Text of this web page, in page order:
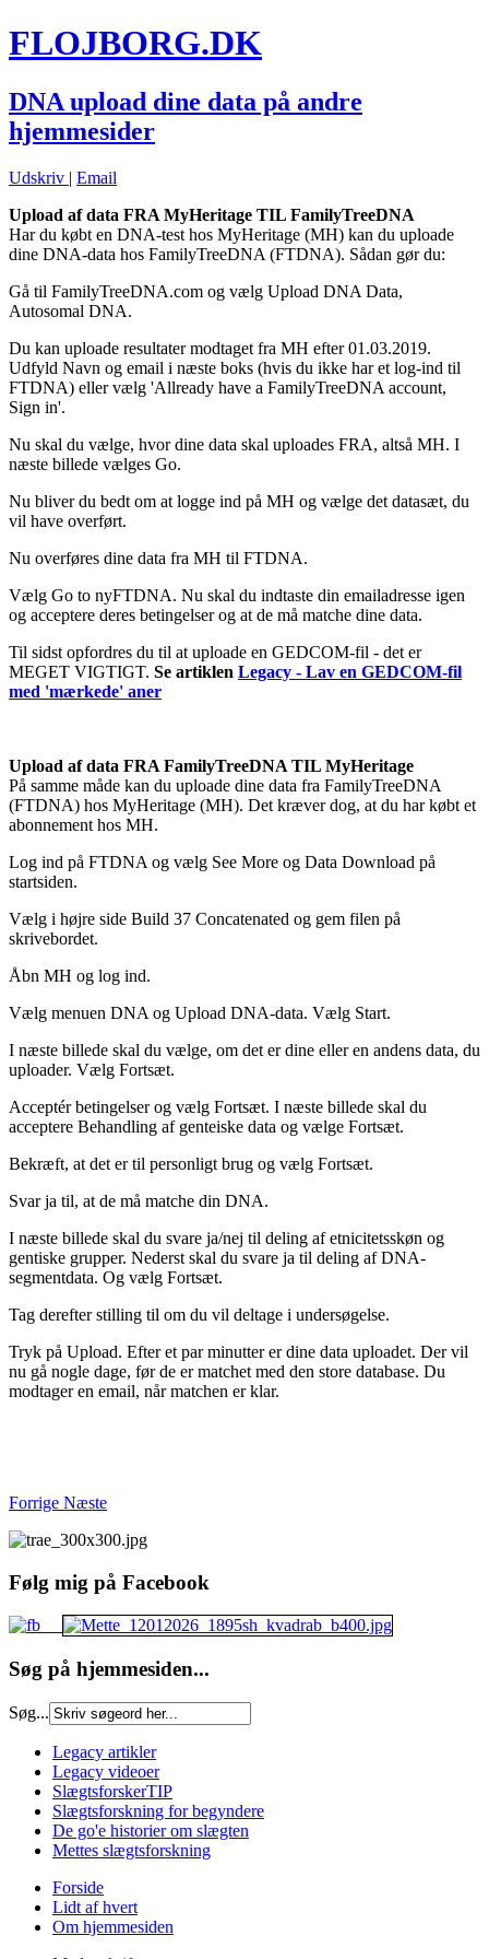
FLOJBORG.DK
DNA upload dine data på andre
hjemmesider
Udskriv | Email
Upload af data FRA MyHeritage TIL FamilyTreeDNA
Har du købt en DNA-test hos MyHeritage (MH) kan du uploade
dine DNA-data hos FamilyTreeDNA (FTDNA). Sådan gør du:
Gå til FamilyTreeDNA.com og vælg Upload DNA Data,
Autosomal DNA.
Du kan uploade resultater modtaget fra MH efter 01.03.2019.
Udfyld Navn og email i næste boks (hvis du ikke har et log-ind til
FTDNA) eller vælg 'Allready have a FamilyTreeDNA account,
Sign in'.
Nu skal du vælge, hvor dine data skal uploades FRA, altså MH. I
næste billede vælges Go.
Nu bliver du bedt om at logge ind på MH og vælge det datasæt, du
vil have overført.
Nu overføres dine data fra MH til FTDNA.
Vælg Go to nyFTDNA. Nu skal du indtaste din emailadresse igen
og acceptere deres betingelser og at de må matche dine data.
Til sidst opfordres du til at uploade en GEDCOM-fil - det er
MEGET VIGTIGT. Se artiklen Legacy - Lav en GEDCOM-fil
med 'mærkede' aner
Upload af data FRA FamilyTreeDNA TIL MyHeritage
På samme måde kan du uploade dine data fra FamilyTreeDNA
(FTDNA) hos MyHeritage (MH). Det kræver dog, at du har købt et
abonnement hos MH.
Log ind på FTDNA og vælg See More og Data Download på
startsiden.
Vælg i højre side Build 37 Concatenated og gem filen på
skrivebordet.
Åbn MH og log ind.
Vælg menuen DNA og Upload DNA-data. Vælg Start.
I næste billede skal du vælge, om det er dine eller en andens data, du
uploader. Vælg Fortsæt.
Acceptér betingelser og vælg Fortsæt. I næste billede skal du
acceptere Behandling af genteiske data og vælge Fortsæt.
Bekræft, at det er til personligt brug og vælg Fortsæt.
Svar ja til, at de må matche din DNA.
I næste billede skal du svare ja/nej til deling af etnicitetsskøn og
gentiske grupper. Nederst skal du svare ja til deling af DNA-
segmentdata. Og vælg Fortsæt.
Tag derefter stilling til om du vil deltage i undersøgelse.
Tryk på Upload. Efter et par minutter er dine data uploadet. Der vil
nu gå nogle dage, før de er matchet med den store database. Du
modtager en email, når matchen er klar.
Forrige Næste
Følg mig på Facebook
Søg på hjemmesiden...
Søg...
Legacy artikler
Legacy videoer
SlægtsforskerTIP
Slægtsforskning for begyndere
De go'e historier om slægten
Mettes slægtsforskning
Forside
Lidt af hvert
Om hjemmesiden